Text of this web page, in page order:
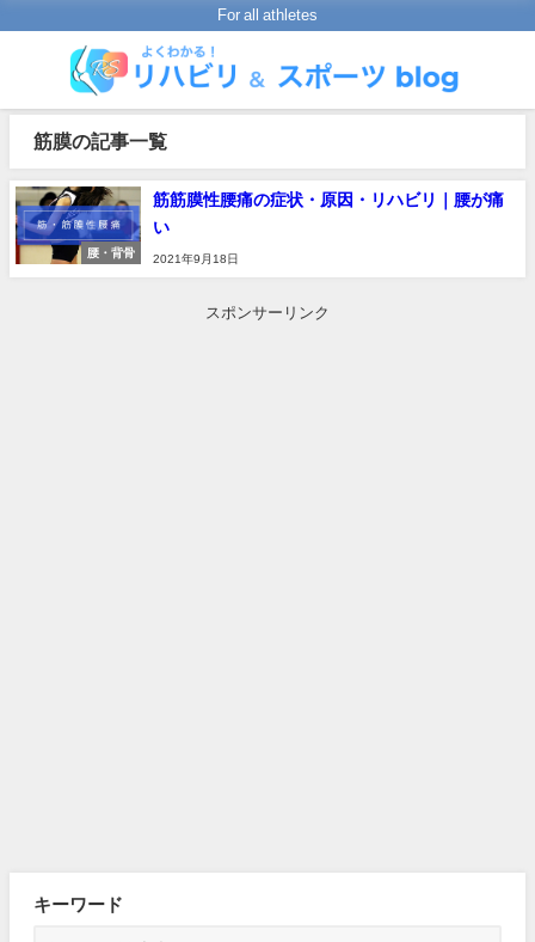
For all athletes
筋膜の記事一覧
腰・背骨
筋筋膜性腰痛の症状・原因・リハビリ｜腰が痛
い
2021年9月18日
スポンサーリンク
キーワード